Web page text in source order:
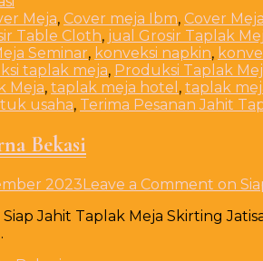
Meja, Cover meja Ibm, Cover
Table Cloth, jual Grosir Taplak
Seminar, konveksi napkin,
taplak meja, Produksi Taplak
Meja, taplak meja hotel , taplak
usaha, Terima Pesanan Jahit
Bekasi
2023Leave a Comment on
Jahit Taplak Meja Skirting